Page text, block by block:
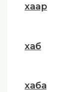
хаар
хаб
хаба